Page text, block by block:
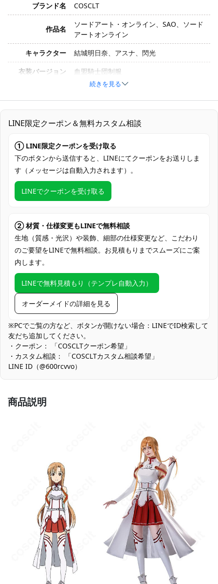
ブランド名
COSCLT
作品名
ソードアート・オンライン、SAO、ソード
アートオンライン
キャラクター
結城明日奈、アスナ、閃光
衣装バージョン
血盟騎士団制服
S、M、L、XL
素材
コスプレ専用生地
上着、スカート、ベルト、胸当て、レッグ
加工に7～15営業日、配送に5～7営業日
（※土日祝除く）、合計で12～22営業日程
度でお届け
クレジットカード（VISA、Master、JCB、
使用場所
アニメ・ゲーム系イベント、コミケ・同人
即売会、スタジオ撮影会、ロケーション撮
影、ハロウィン仮装、学園祭・文化祭ステ
（TikTok/YouTube）、コスプレ交流オフ会
コスプレ愛好家、アニメや漫画、ゲームフ
ァン、出演者
収納方法
他の衣類と同じく、清潔に乾燥を保ち、鋭
い物によっての破れを避けてください。
商品状態
新品未使用
白基調ゆえの透け対策：明るいインナーやシームレス下着の併用
を推奨。特に屋外の強い光下では色移り・透けが目立ちやすいた
続きを見る
LINE限定クーポン＆無料カスタム相談
① LINE限定クーポンを受け取る
下のボタンから送信すると、LINEにてクーポンをお送りしま
す（メッセージは自動入力されます）。
LINEでクーポンを受け取る
② 材質・仕様変更もLINEで無料相談
生地（質感・光沢）や装飾、細部の仕様変更など、こだわり
のご要望をLINEで無料相談。お見積もりまでスムーズにご案
内します。
LINEで無料見積もり（テンプレ自動入力）
オーダーメイドの詳細を見る
※PCでご覧の方など、ボタンが開けない場合：LINEでID検索して
友だち追加してください。
・クーポン： 「COSCLTクーポン希望」
・カスタム相談： 「COSCLTカスタム相談希望」
LINE ID（@600rcvvo）
商品説明